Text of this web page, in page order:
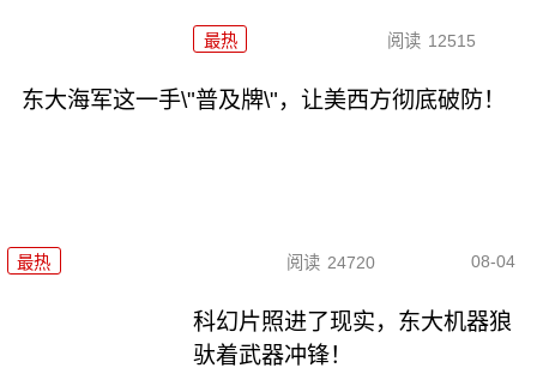
最热 阅读 12515
东大海军这一手\"普及牌\"，让美西方彻底破防！
最热 阅读 24720 08-04
科幻片照进了现实，东大机器狼
驮着武器冲锋！